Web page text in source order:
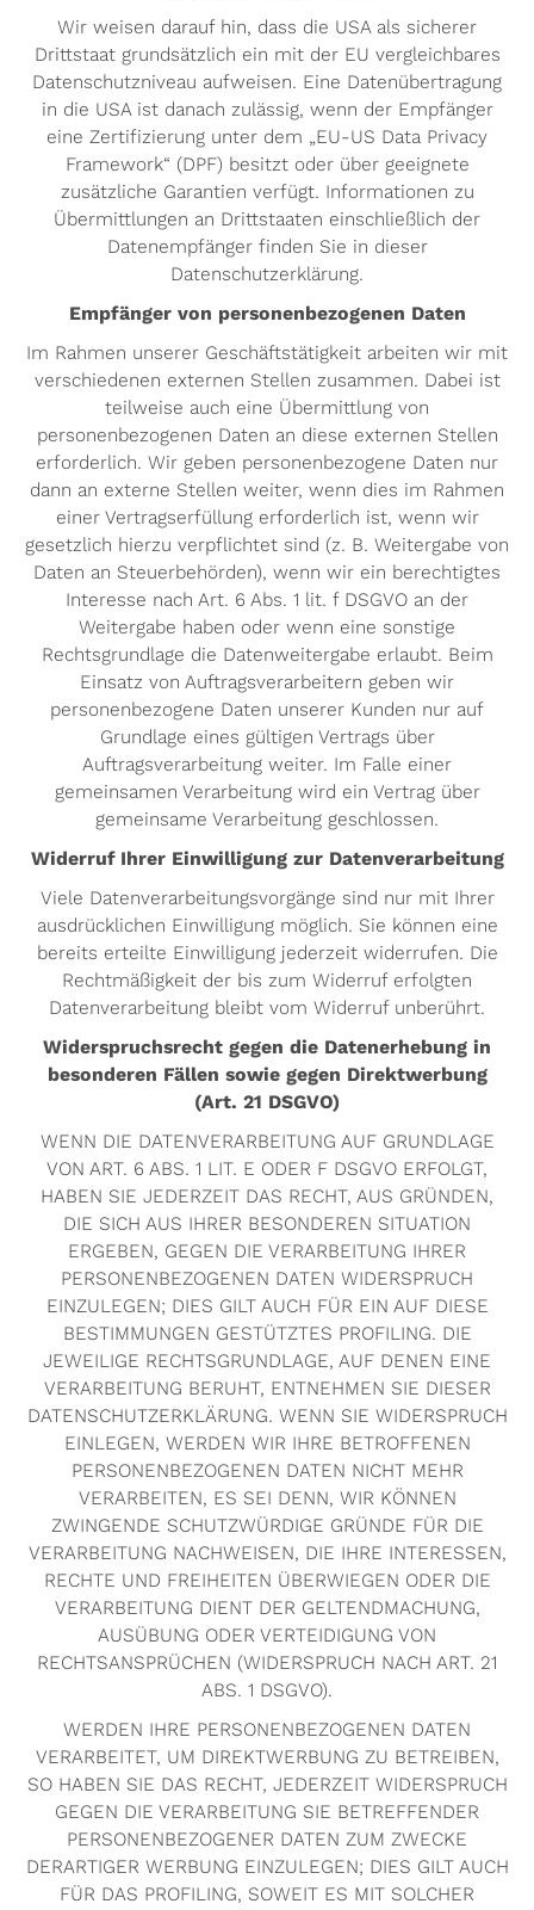
Wir weisen darauf hin, dass die USA als sicherer
Drittstaat grundsätzlich ein mit der EU vergleichbares
Datenschutzniveau aufweisen. Eine Datenübertragung
in die USA ist danach zulässig, wenn der Empfänger
eine Zertifizierung unter dem „EU-US Data Privacy
Framework“ (DPF) besitzt oder über geeignete
zusätzliche Garantien verfügt. Informationen zu
Übermittlungen an Drittstaaten einschließlich der
Datenempfänger finden Sie in dieser
Datenschutzerklärung.
Empfänger von personenbezogenen Daten
Im Rahmen unserer Geschäftstätigkeit arbeiten wir mit
verschiedenen externen Stellen zusammen. Dabei ist
teilweise auch eine Übermittlung von
personenbezogenen Daten an diese externen Stellen
erforderlich. Wir geben personenbezogene Daten nur
dann an externe Stellen weiter, wenn dies im Rahmen
einer Vertragserfüllung erforderlich ist, wenn wir
gesetzlich hierzu verpflichtet sind (z. B. Weitergabe von
Daten an Steuerbehörden), wenn wir ein berechtigtes
Interesse nach Art. 6 Abs. 1 lit. f DSGVO an der
Weitergabe haben oder wenn eine sonstige
Rechtsgrundlage die Datenweitergabe erlaubt. Beim
Einsatz von Auftragsverarbeitern geben wir
personenbezogene Daten unserer Kunden nur auf
Grundlage eines gültigen Vertrags über
Auftragsverarbeitung weiter. Im Falle einer
gemeinsamen Verarbeitung wird ein Vertrag über
gemeinsame Verarbeitung geschlossen.
Widerruf Ihrer Einwilligung zur Datenverarbeitung
Viele Datenverarbeitungsvorgänge sind nur mit Ihrer
ausdrücklichen Einwilligung möglich. Sie können eine
bereits erteilte Einwilligung jederzeit widerrufen. Die
Rechtmäßigkeit der bis zum Widerruf erfolgten
Datenverarbeitung bleibt vom Widerruf unberührt.
Widerspruchsrecht gegen die Datenerhebung in
besonderen Fällen sowie gegen Direktwerbung
(Art. 21 DSGVO)
WENN DIE DATENVERARBEITUNG AUF GRUNDLAGE
VON ART. 6 ABS. 1 LIT. E ODER F DSGVO ERFOLGT,
HABEN SIE JEDERZEIT DAS RECHT, AUS GRÜNDEN,
DIE SICH AUS IHRER BESONDEREN SITUATION
ERGEBEN, GEGEN DIE VERARBEITUNG IHRER
PERSONENBEZOGENEN DATEN WIDERSPRUCH
EINZULEGEN; DIES GILT AUCH FÜR EIN AUF DIESE
BESTIMMUNGEN GESTÜTZTES PROFILING. DIE
JEWEILIGE RECHTSGRUNDLAGE, AUF DENEN EINE
VERARBEITUNG BERUHT, ENTNEHMEN SIE DIESER
DATENSCHUTZERKLÄRUNG. WENN SIE WIDERSPRUCH
EINLEGEN, WERDEN WIR IHRE BETROFFENEN
PERSONENBEZOGENEN DATEN NICHT MEHR
VERARBEITEN, ES SEI DENN, WIR KÖNNEN
ZWINGENDE SCHUTZWÜRDIGE GRÜNDE FÜR DIE
VERARBEITUNG NACHWEISEN, DIE IHRE INTERESSEN,
RECHTE UND FREIHEITEN ÜBERWIEGEN ODER DIE
VERARBEITUNG DIENT DER GELTENDMACHUNG,
AUSÜBUNG ODER VERTEIDIGUNG VON
RECHTSANSPRÜCHEN (WIDERSPRUCH NACH ART. 21
ABS. 1 DSGVO).
WERDEN IHRE PERSONENBEZOGENEN DATEN
VERARBEITET, UM DIREKTWERBUNG ZU BETREIBEN,
SO HABEN SIE DAS RECHT, JEDERZEIT WIDERSPRUCH
GEGEN DIE VERARBEITUNG SIE BETREFFENDER
PERSONENBEZOGENER DATEN ZUM ZWECKE
DERARTIGER WERBUNG EINZULEGEN; DIES GILT AUCH
FÜR DAS PROFILING, SOWEIT ES MIT SOLCHER